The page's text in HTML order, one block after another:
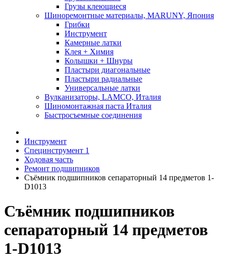
Грузы клеющиеся
Шиноремонтные материалы, MARUNY, Япония
Грибки
Инструмент
Камерные латки
Клея + Химия
Колышки + Шнуры
Пластыри диагональные
Пластыри радиальные
Универсальные латки
Вулканизаторы, LAMCO, Италия
Шиномонтажная паста Италия
Быстросъемные соединения
Инструмент
Специнструмент 1
Ходовая часть
Ремонт подшипников
Съёмник подшипников сепараторный 14 предметов 1-
D1013
Съёмник подшипников
сепараторный 14 предметов
1-D1013